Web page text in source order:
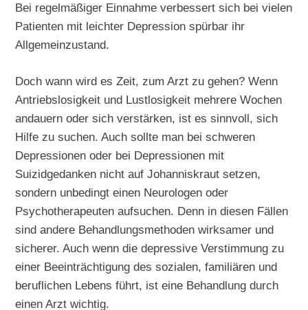
Bei regelmäßiger Einnahme verbessert sich bei vielen
Patienten mit leichter Depression spürbar ihr
Allgemeinzustand.
Doch wann wird es Zeit, zum Arzt zu gehen? Wenn
Antriebslosigkeit und Lustlosigkeit mehrere Wochen
andauern oder sich verstärken, ist es sinnvoll, sich
Hilfe zu suchen. Auch sollte man bei schweren
Depressionen oder bei Depressionen mit
Suizidgedanken nicht auf Johanniskraut setzen,
sondern unbedingt einen Neurologen oder
Psychotherapeuten aufsuchen. Denn in diesen Fällen
sind andere Behandlungsmethoden wirksamer und
sicherer. Auch wenn die depressive Verstimmung zu
einer Beeinträchtigung des sozialen, familiären und
beruflichen Lebens führt, ist eine Behandlung durch
einen Arzt wichtig.